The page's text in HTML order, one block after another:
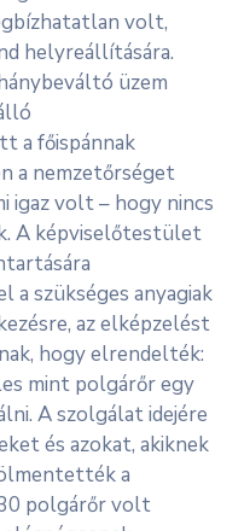
volt,
helyreállítására.
üzem
a főispánnak
a nemzetőrséget
igaz volt – hogy nincs
A képviselőtestület
a szükséges anyagiak
az elképzelést
hogy elrendelték:
mint polgárőr egy
A szolgálat idejére
és azokat, akiknek
a
polgárőr volt